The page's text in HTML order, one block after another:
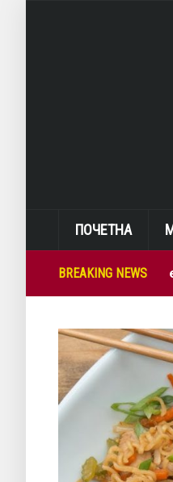
ПОЧЕТНА
BREAKING NEWS
САД: Изгубени